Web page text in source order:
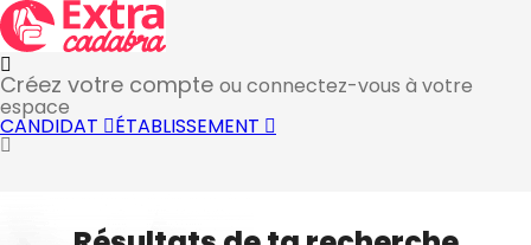
Créez votre compte ou connectez-vous à votre
espace
CANDIDAT ÉTABLISSEMENT